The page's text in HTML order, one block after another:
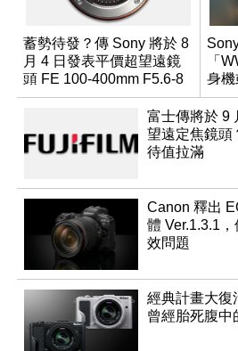
蓄勢待發？傳 Sony 將於 8
月 4 日發表平價超望遠鏡
頭 FE 100-400mm F5.6-8
「
身
成員
富士傳將於 9
望遠定焦鏡頭
待值拉滿
Canon 釋出
體 Ver.1.3.1
效問題
經典計畫大復
曾經胎死腹中